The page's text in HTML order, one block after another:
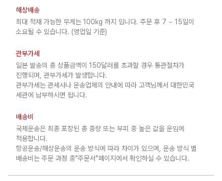
해상배송
최대 적재 가능한 무게는 100kg 까지 입니다. 주문 후 7 ~ 15일이
소요될 수 있습니다. (영업일 기준)
관부가세
일본 발송의 총 상품금액이 150달러를 초과할 경우 통관절차가
진행되며, 관부가세가 발생합니다.
관부가세는 관세사나 운송업체의 안내에 따라 고객님께서 대한민국
세관에 납부하시면 됩니다.
배송비
국제운송은 최종 포장된 총 중량 또는 부피 중 높은 값을 운임에
적용합니다.
항공운송/해상운송의 운송 방식에 따라 차이가 있으며, 운송 방식 별
배송비는 주문 과정 중"주문서"페이지에서 확인하실 수 있습니다.